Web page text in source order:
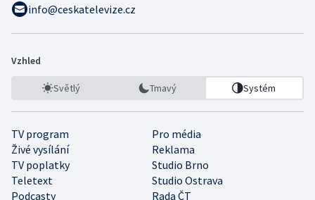
info@ceskatelevize.cz
Vzhled
Světlý Tmavý Systém
TV program
Pro média
Živé vysílání
Reklama
TV poplatky
Studio Brno
Teletext
Studio Ostrava
Podcasty
Rada ČT